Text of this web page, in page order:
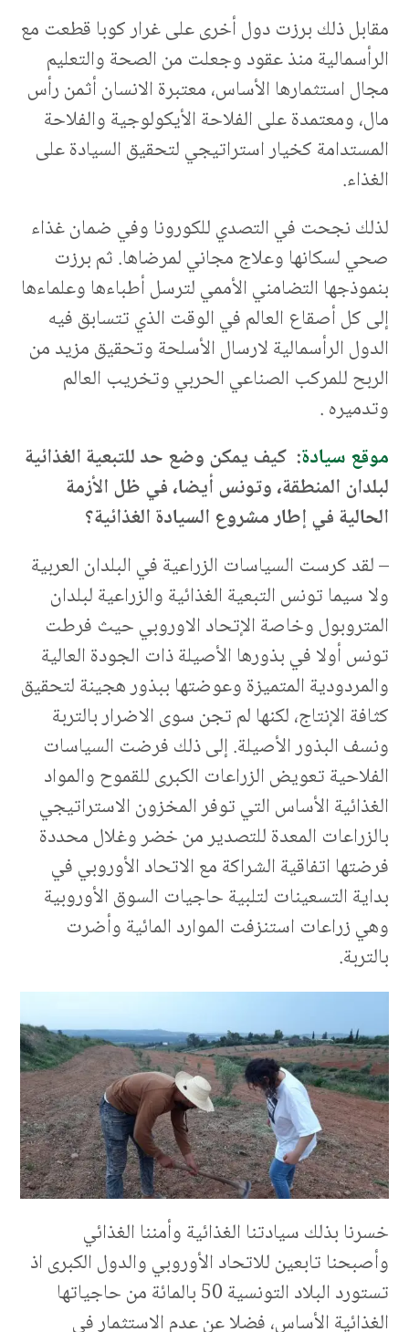
مقابل ذلك برزت دول أخرى على غرار كوبا قطعت مع
الرأسمالية منذ عقود وجعلت من الصحة والتعليم
مجال استثمارها الأساس، معتبرة الانسان أثمن رأس
مال، ومعتمدة على الفلاحة الأيكولوجية والفلاحة
المستدامة كخيار استراتيجي لتحقيق السيادة على
الغذاء.
لذلك نجحت في التصدي للكورونا وفي ضمان غذاء
صحي لسكانها وعلاج مجاني لمرضاها. ثم برزت
بنموذجها التضامني الأممي لترسل أطباءها وعلماءها
إلى كل أصقاع العالم في الوقت الذي تتسابق فيه
الدول الرأسمالية لارسال الأسلحة وتحقيق مزيد من
الربح للمركب الصناعي الحربي وتخريب العالم
وتدميره .
موقع سيادة: كيف يمكن وضع حد للتبعية الغذائية
لبلدان المنطقة، وتونس أيضا، في ظل الأزمة
الحالية في إطار مشروع السيادة الغذائية؟
– لقد كرست السياسات الزراعية في البلدان العربية
ولا سيما تونس التبعية الغذائية والزراعية لبلدان
المتروبول وخاصة الإتحاد الاوروبي حيث فرطت
تونس أولا في بذورها الأصيلة ذات الجودة العالية
والمردودية المتميزة وعوضتها ببذور هجينة لتحقيق
كثافة الإنتاج، لكنها لم تجن سوى الاضرار بالتربة
ونسف البذور الأصيلة. إلى ذلك فرضت السياسات
الفلاحية تعويض الزراعات الكبرى للقموح والمواد
الغذائية الأساس التي توفر المخزون الاستراتيجي
بالزراعات المعدة للتصدير من خضر وغلال محددة
فرضتها اتفاقية الشراكة مع الاتحاد الأوروبي في
بداية التسعينات لتلبية حاجيات السوق الأوروبية
وهي زراعات استنزفت الموارد المائية وأضرت
بالتربة.
خسرنا بذلك سيادتنا الغذائية وأمننا الغذائي
وأصبحنا تابعين للاتحاد الأوروبي والدول الكبرى اذ
تستورد البلاد التونسية 50 بالمائة من حاجياتها
الغذائية الأساس، فضلا عن عدم الاستثمار في